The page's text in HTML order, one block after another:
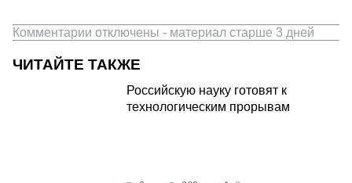
Комментарии отключены - материал старше 3 дней
ЧИТАЙТЕ ТАКЖЕ
Российскую науку готовят к
технологическим прорывам